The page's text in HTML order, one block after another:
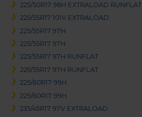
225/50R17 98H EXTRALOAD RUNFLAT
225/55R17 101V EXTRALOAD
225/55R17 97H
225/55R17 97H
225/55R17 97H RUNFLAT
225/55R17 97H RUNFLAT
225/60R17 99H
225/60R17 99H
235/45R17 97V EXTRALOAD